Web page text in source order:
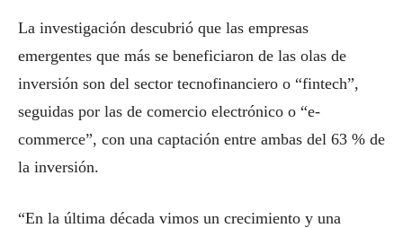
La investigación descubrió que las empresas
emergentes que más se beneficiaron de las olas de
inversión son del sector tecnofinanciero o “fintech”,
seguidas por las de comercio electrónico o “e-
commerce”, con una captación entre ambas del 63 % de
la inversión.
“En la última década vimos un crecimiento y una